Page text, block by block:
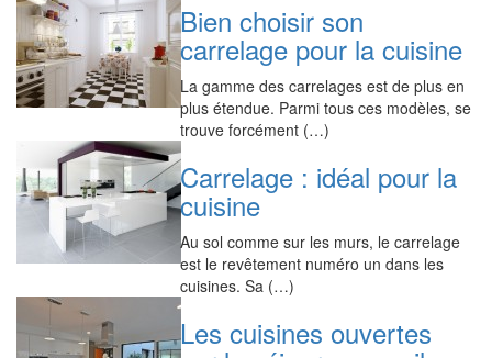
Bien choisir son
carrelage pour la cuisine
La gamme des carrelages est de plus en
plus étendue. Parmi tous ces modèles, se
trouve forcément (…)
Carrelage : idéal pour la
cuisine
Au sol comme sur les murs, le carrelage
est le revêtement numéro un dans les
cuisines. Sa (…)
Les cuisines ouvertes